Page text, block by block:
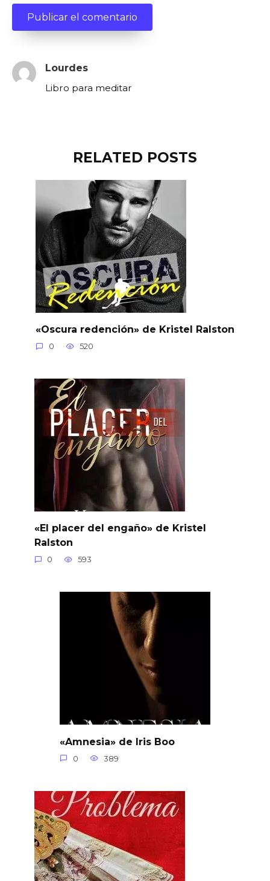
Lourdes
Libro para meditar
RELATED POSTS
«Oscura redención» de Kristel Ralston
0 520
«El placer del engaño» de Kristel
Ralston
0 593
«Amnesia» de Iris Boo
0 389